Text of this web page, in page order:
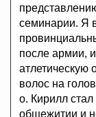
семинарии. Я
после армии,
атлетическую
волос на
о. Кирилл
общежитии и